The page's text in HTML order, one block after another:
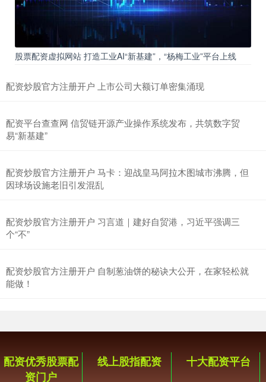
股票配资虚拟网站 打造工业AI“新基建”，“杨梅工业”平台上线
配资炒股官方注册开户 上市公司大额订单密集涌现
配资平台查查网 信贸链开源产业操作系统发布，共筑数字贸
易“新基建”
配资炒股官方注册开户 马卡：迎战皇马阿拉木图城市沸腾，但
因球场设施老旧引发混乱
配资炒股官方注册开户 习言道｜建好自贸港，习近平强调三
个“不”
配资炒股官方注册开户 自制葱油饼的秘诀大公开，在家轻松就
能做！
配资优秀股票配
资门户
线上股指配资 十大配资平台